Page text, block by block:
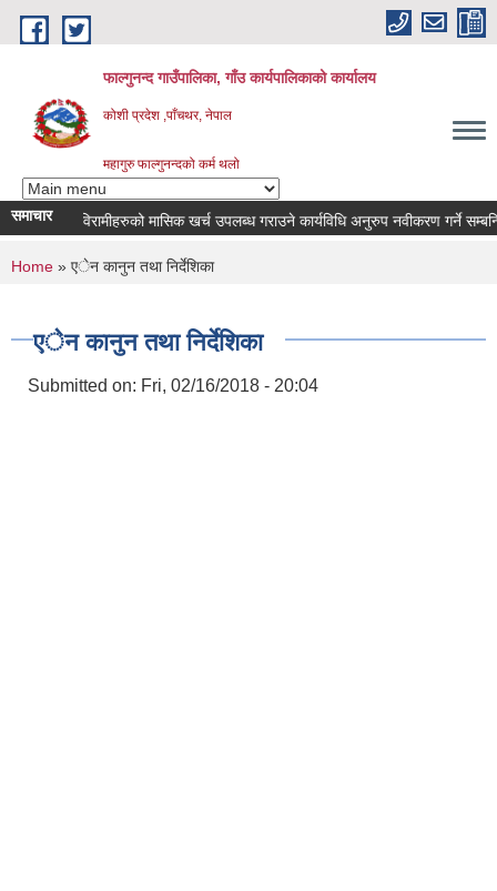
Skip to main content
फाल्गुनन्द गाउँपालिका, गाँउ कार्यपालिकाको कार्यालय
कोशी प्रदेश ,पाँचथर, नेपाल
महागुरु फाल्गुनन्दको कर्म थलो
समाचार
रोगका विरामीहरुको मासिक खर्च उपलब्ध गराउने कार्यविधि अनुरुप नवीकरण गर्ने सम्बन्धि
You are here
Home » एेन कानुन तथा निर्देशिका
एेन कानुन तथा निर्देशिका
Submitted on: Fri, 02/16/2018 - 20:04